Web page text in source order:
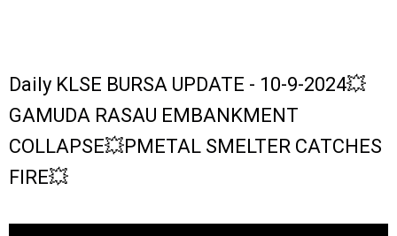
Daily KLSE BURSA UPDATE - 10-9-2024💥
GAMUDA RASAU EMBANKMENT
COLLAPSE💥PMETAL SMELTER CATCHES
FIRE💥